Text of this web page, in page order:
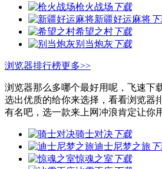
枪火战场 下载
新疆好运麻将
希望之村下载
别当炮灰 下载
浏览器排行榜更多>>
浏览器那么多哪个最好用呢，飞速下
选出优质的给你来选择，看看浏览器
有名吧，选一款来上网冲浪肯定让你
骑士对决下载
迪士尼梦之旅
惊魂之室 下载